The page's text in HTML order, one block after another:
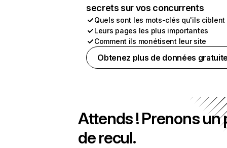
secrets sur vos concurrents
Quels sont les mots-clés qu'ils ciblent
Leurs pages les plus importantes
Comment ils monétisent leur site
Obtenez plus de données
Attends ! Prenons un
de recul.